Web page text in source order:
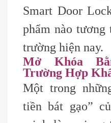
Smart Door
phẩm nào
trường hiện nay.
Mở Khóa
Trường Hợp
Một trong
tiền bát gạo”